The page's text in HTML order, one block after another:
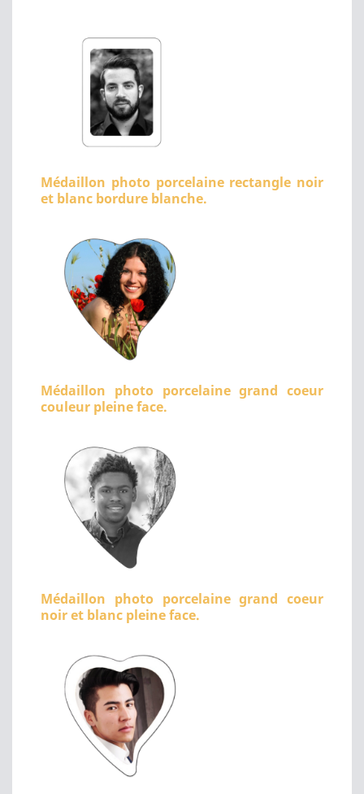
Médaillon photo porcelaine rectangle noir
et blanc bordure blanche.
Médaillon photo porcelaine grand coeur
couleur pleine face.
Médaillon photo porcelaine grand coeur
noir et blanc pleine face.